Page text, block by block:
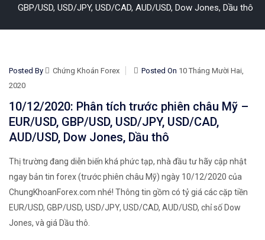
GBP/USD, USD/JPY, USD/CAD, AUD/USD, Dow Jones, Dầu thô
Posted By Chứng Khoán Forex Posted On 10 Tháng Mười Hai,
2020
10/12/2020: Phân tích trước phiên châu Mỹ –
EUR/USD, GBP/USD, USD/JPY, USD/CAD,
AUD/USD, Dow Jones, Dầu thô
Thị trường đang diễn biến khá phức tạp, nhà đầu tư hãy cập nhật
ngay bản tin forex (trước phiên châu Mỹ) ngày 10/12/2020 của
ChungKhoanForex.com nhé! Thông tin gồm có tỷ giá các cặp tiền
EUR/USD, GBP/USD, USD/JPY, USD/CAD, AUD/USD, chỉ số Dow
Jones, và giá Dầu thô.